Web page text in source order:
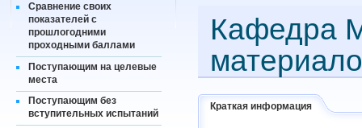
Сравнение своих
показателей с
прошлогодними
проходными баллами
Поступающим на целевые
места
Поступающим без
вступительных испытаний
Кафедра
Краткая информация